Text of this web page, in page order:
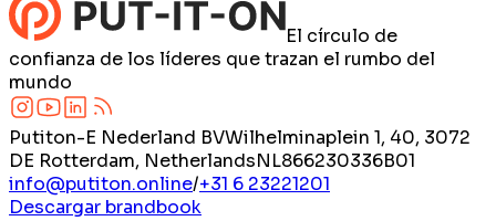
El círculo de
confianza de los líderes que trazan el rumbo del
mundo
Putiton-E Nederland BVWilhelminaplein 1, 40, 3072
DE Rotterdam, NetherlandsNL866230336B01
info@putiton.online/+31 6 23221201
Descargar brandbook